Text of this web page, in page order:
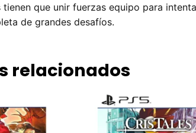
que unir fuerzas equipo para
de grandes desafíos.
relacionados